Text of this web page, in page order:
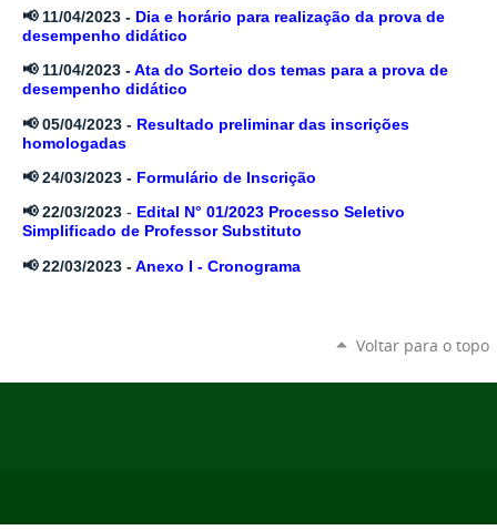
📢 11/04/2023 - Dia e horário para realização da prova de
desempenho didático
📢 11/04/2023 -Ata do Sorteio dos temas para a prova de
desempenho didático
📢 05/04/2023 - Resultado preliminar das inscrições
homologadas
📢 24/03/2023 - Formulário de Inscrição
📢22/03/2023 - Edital N° 01/2023 Processo Seletivo
Simplificado de Professor Substituto
📢 22/03/2023 -Anexo I - Cronograma
Voltar para o topo